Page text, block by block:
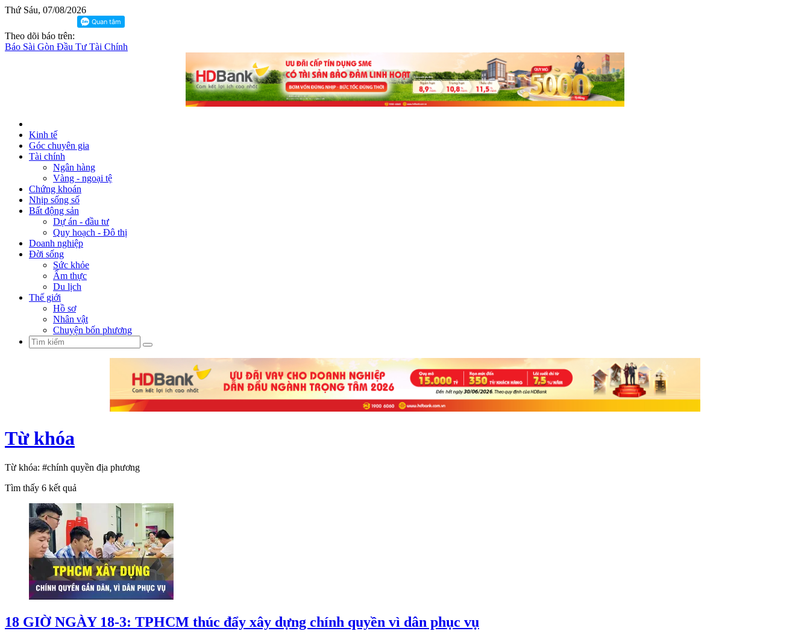
Thứ Sáu, 07/08/2026
Theo dõi báo trên:
Báo Sài Gòn Đầu Tư Tài Chính
Kinh tế
Góc chuyên gia
Tài chính
Ngân hàng
Vàng - ngoại tệ
Chứng khoán
Nhịp sống số
Bất động sản
Dự án - đầu tư
Quy hoạch - Đô thị
Doanh nghiệp
Đời sống
Sức khỏe
Ẩm thực
Du lịch
Thế giới
Hồ sơ
Nhân vật
Chuyện bốn phương
Từ khóa
Từ khóa: #chính quyền địa phương
Tìm thấy 6 kết quả
18 GIỜ NGÀY 18-3: TPHCM thúc đẩy xây dựng chính quyền vì dân phục vụ